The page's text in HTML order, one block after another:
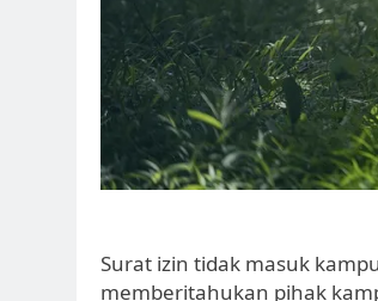
Surat izin tidak masuk
memberitahukan pihak